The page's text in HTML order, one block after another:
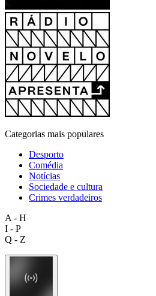
Categorias mais populares
Desporto
Comédia
Notícias
Sociedade e cultura
Crimes verdadeiros
A - H
I - P
Q - Z